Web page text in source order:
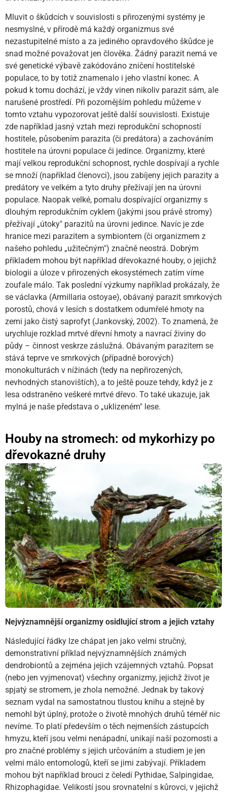
Mluvit o škůdcích v souvislosti s přirozenými systémy je
nesmyslné, v přírodě má každý organizmus své
nezastupitelné místo a za jediného opravdového škůdce je
snad možné považovat jen člověka. Žádný parazit nemá ve
své genetické výbavě zakódováno zničení hostitelské
populace, to by totiž znamenalo i jeho vlastní konec. A
pokud k tomu dochází, je vždy vinen nikoliv parazit sám, ale
narušené prostředí. Při pozornějším pohledu můžeme v
tomto vztahu vypozorovat ještě další souvislosti. Existuje
zde například jasný vztah mezi reprodukční schopností
hostitele, působením parazita (či predátora) a zachováním
hostitele na úrovni populace či jedince. Organizmy, které
mají velkou reprodukční schopnost, rychle dospívají a rychle
se množí (například členovci), jsou zabíjeny jejich parazity a
predátory ve velkém a tyto druhy přežívají jen na úrovni
populace. Naopak velké, pomalu dospívající organizmy s
dlouhým reprodukčním cyklem (jakými jsou právě stromy)
přežívají „útoky" parazitů na úrovni jedince. Navíc je zde
hranice mezi parazitem a symbiontem (či organizmem z
našeho pohledu „užitečným") značně neostrá. Dobrým
příkladem mohou být například dřevokazné houby, o jejichž
biologii a úloze v přirozených ekosystémech zatím víme
zoufale málo. Tak poslední výzkumy například prokázaly, že
se václavka (Armillaria ostoyae), obávaný parazit smrkových
porostů, chová v lesích s dostatkem odumřelé hmoty na
zemi jako čistý saprofyt (Jankovský, 2002). To znamená, že
urychluje rozklad mrtvé dřevní hmoty a navrací živiny do
půdy – činnost veskrze záslužná. Obávaným parazitem se
stává teprve ve smrkových (případně borových)
monokulturách v nížinách (tedy na nepřirozených,
nevhodných stanovištích), a to ještě pouze tehdy, když je z
lesa odstraněno veškeré mrtvé dřevo. To také ukazuje, jak
mylná je naše představa o „uklizeném" lese.
Houby na stromech: od mykorhizy po
dřevokazné druhy
Nejvýznamnější organizmy osidlující strom a jejich vztahy
Následující řádky lze chápat jen jako velmi stručný,
demonstrativní příklad nejvýznamnějších známých
dendrobiontů a zejména jejich vzájemných vztahů. Popsat
(nebo jen vyjmenovat) všechny organizmy, jejichž život je
spjatý se stromem, je zhola nemožné. Jednak by takový
seznam vydal na samostatnou tlustou knihu a stejně by
nemohl být úplný, protože o životě mnohých druhů téměř nic
nevíme. To platí především o těch nejmenších zástupcích
hmyzu, kteří jsou velmi nenápadní, unikají naší pozornosti a
pro značné problémy s jejich určováním a studiem je jen
velmi málo entomologů, kteří se jimi zabývají. Příkladem
mohou být například brouci z čeledí Pythidae, Salpingidae,
Rhizophagidae. Velikostí jsou srovnatelní s kůrovci, v jejichž